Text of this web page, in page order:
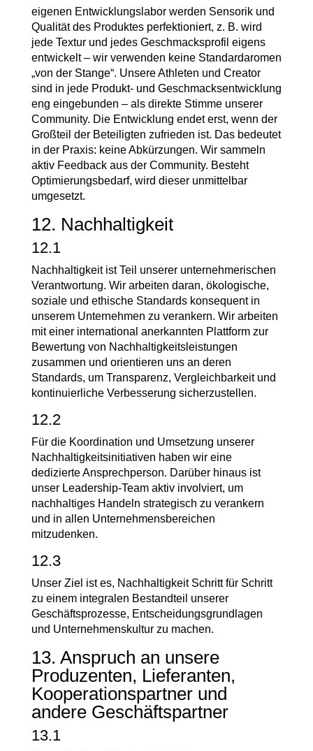
eigenen Entwicklungslabor werden Sensorik und
Qualität des Produktes perfektioniert, z. B. wird
jede Textur und jedes Geschmacksprofil eigens
entwickelt – wir verwenden keine Standardaromen
„von der Stange“. Unsere Athleten und Creator
sind in jede Produkt- und Geschmacksentwicklung
eng eingebunden – als direkte Stimme unserer
Community. Die Entwicklung endet erst, wenn der
Großteil der Beteiligten zufrieden ist. Das bedeutet
in der Praxis: keine Abkürzungen. Wir sammeln
aktiv Feedback aus der Community. Besteht
Optimierungsbedarf, wird dieser unmittelbar
umgesetzt.
12. Nachhaltigkeit
12.1
Nachhaltigkeit ist Teil unserer unternehmerischen
Verantwortung. Wir arbeiten daran, ökologische,
soziale und ethische Standards konsequent in
unserem Unternehmen zu verankern. Wir arbeiten
mit einer international anerkannten Plattform zur
Bewertung von Nachhaltigkeitsleistungen
zusammen und orientieren uns an deren
Standards, um Transparenz, Vergleichbarkeit und
kontinuierliche Verbesserung sicherzustellen.
12.2
Für die Koordination und Umsetzung unserer
Nachhaltigkeitsinitiativen haben wir eine
dedizierte Ansprechperson. Darüber hinaus ist
unser Leadership-Team aktiv involviert, um
nachhaltiges Handeln strategisch zu verankern
und in allen Unternehmensbereichen
mitzudenken.
12.3
Unser Ziel ist es, Nachhaltigkeit Schritt für Schritt
zu einem integralen Bestandteil unserer
Geschäftsprozesse, Entscheidungsgrundlagen
und Unternehmenskultur zu machen.
13. Anspruch an unsere
Produzenten, Lieferanten,
Kooperationspartner und
andere Geschäftspartner
13.1